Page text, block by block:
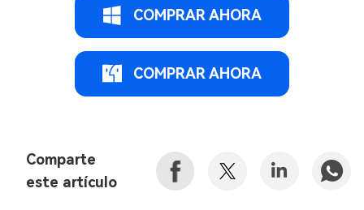
COMPRAR AHORA
COMPRAR AHORA
Comparte
este artículo